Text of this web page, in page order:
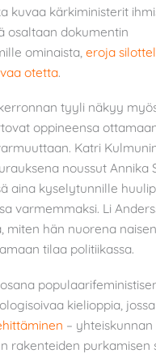
kuvaa kärkiministerit
osaltaan dokumentin
ominaista, eroja
otetta.
tyyli näkyy
oppineensa
Katri
noussut Annika
aina kyselytunnille
varmemmaksi. Li
miten hän nuorena
tilaa politiikassa.
kielioppia, jossa
– yhteiskunnan
rakenteiden purkamisen